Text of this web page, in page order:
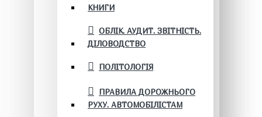
КНИГИ
ОБЛІК. АУДИТ. ЗВІТНІСТЬ.
ДІЛОВОДСТВО
ПОЛІТОЛОГІЯ
ПРАВИЛА ДОРОЖНЬОГО
РУХУ. АВТОМОБІЛІСТАМ